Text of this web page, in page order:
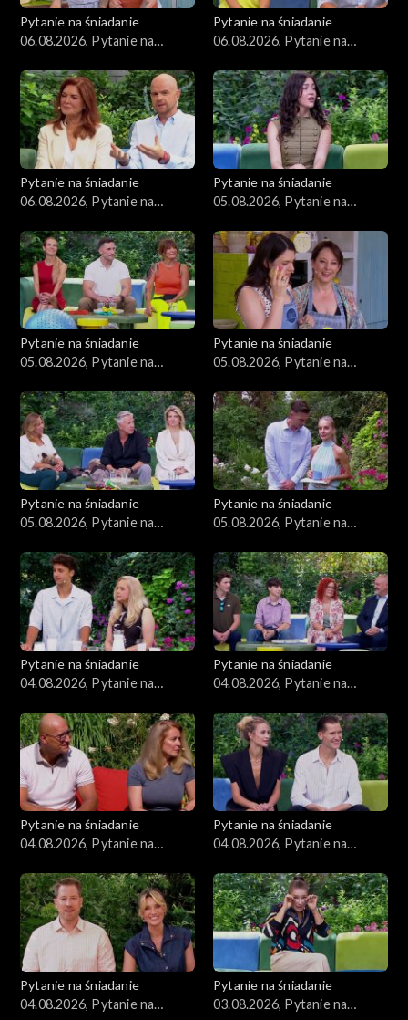
Czerwony Dywan
Uroda
Moda
Materiały
Odcinki
Pytanie na śniadanie
06.08.2026, Pytanie na
Pytanie na śniadanie
06.08.2026, Pytanie na
Pytanie na śniadanie
06.08.2026, Pytanie na
Pytanie na śniadanie
05.08.2026, Pytanie na
Pytanie na śniadanie
05.08.2026, Pytanie na
Pytanie na śniadanie
05.08.2026, Pytanie na
Pytanie na śniadanie
05.08.2026, Pytanie na
Pytanie na śniadanie
05.08.2026, Pytanie na
Pytanie na śniadanie
04.08.2026, Pytanie na
Pytanie na śniadanie
04.08.2026, Pytanie na
Pytanie na śniadanie
04.08.2026, Pytanie na
Pytanie na śniadanie
04.08.2026, Pytanie na
Pytanie na śniadanie
04.08.2026, Pytanie na
Pytanie na śniadanie
03.08.2026, Pytanie na